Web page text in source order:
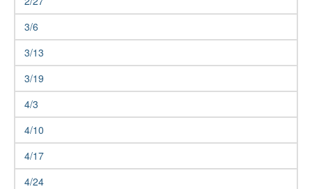
3/6
3/13
3/19
4/3
4/10
4/17
4/24